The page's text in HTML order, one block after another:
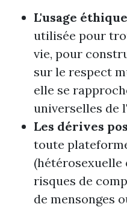
L'usage
utilisée pour
vie, pour
sur le respect
elle se
universelles de
Les dérives
toute
(hétérosexuelle
risques de
de mensonges